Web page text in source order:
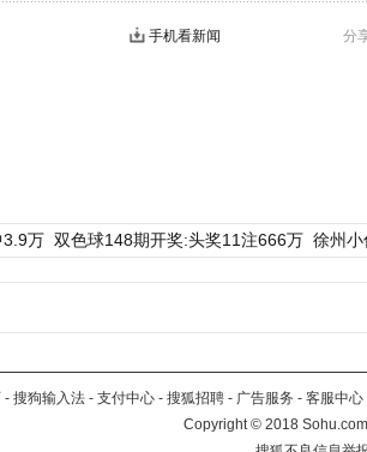
分
手机看新闻
3.9万 双色球148期开奖:头奖11注666万 徐州
- 搜狗输入法 - 支付中心 - 搜狐招聘 - 广告服务 - 客服中心
Copyright©2018